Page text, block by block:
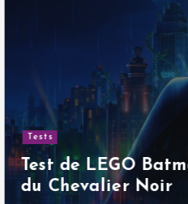
Tests
Test de Saros sur
mieux ?